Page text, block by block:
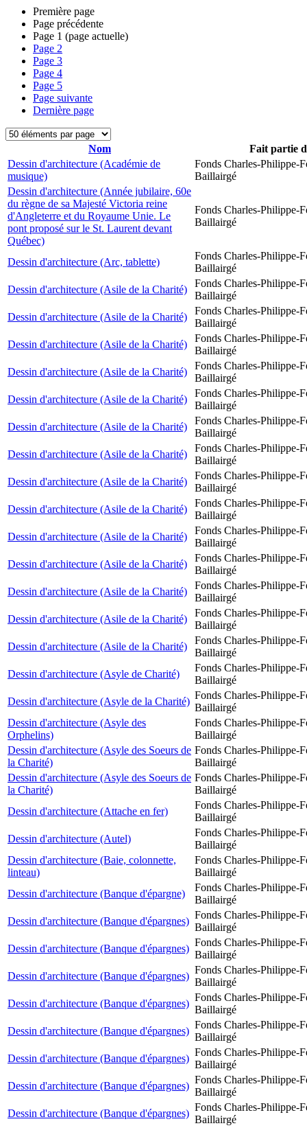
Première page
Page précédente
Page 1 (page actuelle)
Page 2
Page 3
Page 4
Page 5
Page suivante
Dernière page
Nom
Fait partie
Dessin d'architecture (Académie de
musique)
Fonds Charles-Philippe-
Baillairgé
Dessin d'architecture (Année jubilaire, 60e
du règne de sa Majesté Victoria reine
d'Angleterre et du Royaume Unie. Le
pont proposé sur le St. Laurent devant
Québec)
Fonds Charles-Philippe-
Baillairgé
Dessin d'architecture (Arc, tablette)
Fonds Charles-Philippe-
Baillairgé
Dessin d'architecture (Asile de la Charité)
Fonds Charles-Philippe-
Baillairgé
Dessin d'architecture (Asile de la Charité)
Fonds Charles-Philippe-
Baillairgé
Dessin d'architecture (Asile de la Charité)
Fonds Charles-Philippe-
Baillairgé
Dessin d'architecture (Asile de la Charité)
Fonds Charles-Philippe-
Baillairgé
Dessin d'architecture (Asile de la Charité)
Fonds Charles-Philippe-
Baillairgé
Dessin d'architecture (Asile de la Charité)
Fonds Charles-Philippe-
Baillairgé
Dessin d'architecture (Asile de la Charité)
Fonds Charles-Philippe-
Baillairgé
Dessin d'architecture (Asile de la Charité)
Fonds Charles-Philippe-
Baillairgé
Dessin d'architecture (Asile de la Charité)
Fonds Charles-Philippe-
Baillairgé
Dessin d'architecture (Asile de la Charité)
Fonds Charles-Philippe-
Baillairgé
Dessin d'architecture (Asile de la Charité)
Fonds Charles-Philippe-
Baillairgé
Dessin d'architecture (Asile de la Charité)
Fonds Charles-Philippe-
Baillairgé
Dessin d'architecture (Asile de la Charité)
Fonds Charles-Philippe-
Baillairgé
Dessin d'architecture (Asile de la Charité)
Fonds Charles-Philippe-
Baillairgé
Dessin d'architecture (Asyle de Charité)
Fonds Charles-Philippe-
Baillairgé
Dessin d'architecture (Asyle de la Charité)
Fonds Charles-Philippe-
Baillairgé
Dessin d'architecture (Asyle des
Orphelins)
Fonds Charles-Philippe-
Baillairgé
Dessin d'architecture (Asyle des Soeurs de
la Charité)
Fonds Charles-Philippe-
Baillairgé
Dessin d'architecture (Asyle des Soeurs de
la Charité)
Fonds Charles-Philippe-
Baillairgé
Dessin d'architecture (Attache en fer)
Fonds Charles-Philippe-
Baillairgé
Dessin d'architecture (Autel)
Fonds Charles-Philippe-
Baillairgé
Dessin d'architecture (Baie, colonnette,
linteau)
Fonds Charles-Philippe-
Baillairgé
Dessin d'architecture (Banque d'épargne)
Fonds Charles-Philippe-
Baillairgé
Dessin d'architecture (Banque d'épargnes)
Fonds Charles-Philippe-
Baillairgé
Dessin d'architecture (Banque d'épargnes)
Fonds Charles-Philippe-
Baillairgé
Dessin d'architecture (Banque d'épargnes)
Fonds Charles-Philippe-
Baillairgé
Dessin d'architecture (Banque d'épargnes)
Fonds Charles-Philippe-
Baillairgé
Dessin d'architecture (Banque d'épargnes)
Fonds Charles-Philippe-
Baillairgé
Dessin d'architecture (Banque d'épargnes)
Fonds Charles-Philippe-
Baillairgé
Dessin d'architecture (Banque d'épargnes)
Fonds Charles-Philippe-
Baillairgé
Dessin d'architecture (Banque d'épargnes)
Fonds Charles-Philippe-
Baillairgé